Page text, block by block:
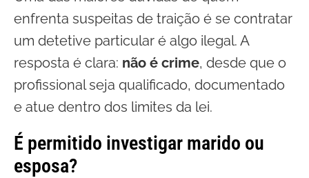
enfrenta suspeitas de traição é se contratar
um detetive particular é algo ilegal. A
resposta é clara: não é crime, desde que o
profissional seja qualificado, documentado
e atue dentro dos limites da lei.
É permitido investigar marido ou
esposa?